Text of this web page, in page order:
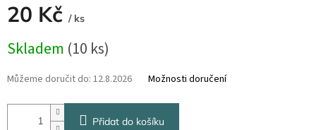
20 Kč / ks
cena:
Skladem (10 ks)
Můžeme doručit do: 12.8.2026 Možnosti doručení
Přidat do košíku